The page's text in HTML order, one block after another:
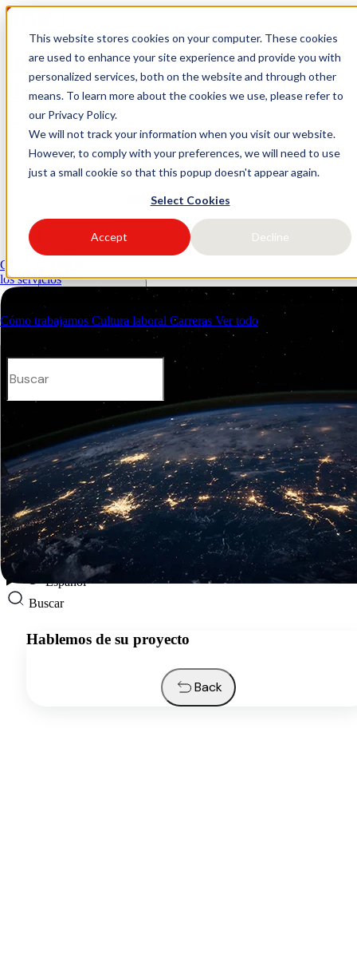
This website stores cookies on your computer. These cookies
are used to enhance your site experience and provide you with
personalized services, both on the website and through other
means. To learn more about the cookies we use, please refer to
our Privacy Policy.
We will not track your information when you visit our website.
However, to comply with your preferences, we will need to use
just a small cookie so that this popup doesn't appear again.
Select Cookies
Accept Decline
logo link37 agencia marketing
digital
Solicitar presupuesto Open main menu
Client Management (CRM)
los servicios
Industrias
Cómo trabajamos Cultura laboral Carreras Ver todo
Servicios
Industrias Recursos
Quiénes somos
Contactos
Solicitar presupuesto
Español
Buscar
Hablemos de su proyecto
Back